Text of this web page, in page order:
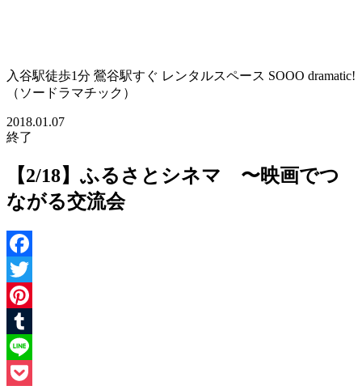
入谷駅徒歩1分 鶯谷駅すぐ レンタルスペース SOOO dramatic!
（ソードラマチック）
2018.01.07
終了
【2/18】ふるさとシネマ 〜映画でつ
ながる交流会
Facebook
Twitter
Pinterest
Tumblr
Line